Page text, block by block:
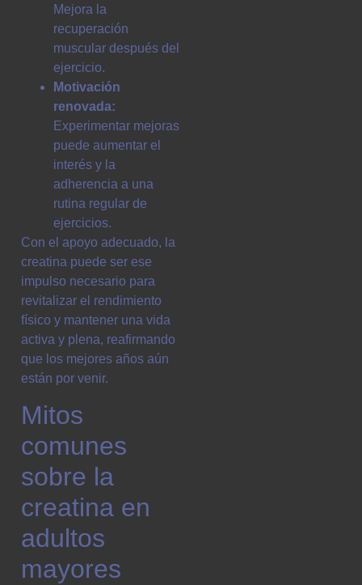
Mejora la
recuperación
muscular después del
ejercicio.
Motivación
renovada:
Experimentar mejoras
puede aumentar el
interés y la
adherencia a una
rutina regular de
ejercicios.
Con el apoyo adecuado, la
creatina puede ser ese
impulso necesario para
revitalizar el rendimiento
físico y mantener una vida
activa y plena, reafirmando
que los mejores años aún
están por venir.
Mitos
comunes
sobre la
creatina en
adultos
mayores